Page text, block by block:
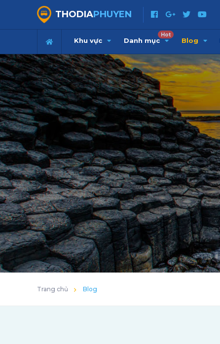
THODIAPHUYEN
Khu vực Danh mục
Hot
Blog
Trang chủ Blog